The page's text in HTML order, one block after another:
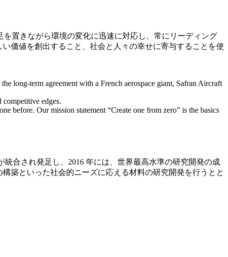
置きながら環境の変化に迅速に対応し、常にリーディング
価値を創出すること、社会と人々の幸せに寄与することを使
long-term agreement with a French aerospace giant, Safran Aircraft
edges.
before. Our mission statement “Create one from zero” is the basics
合され発足し、2016 年には、世界最高水準の研究開発の成
築といった社会的ニーズに応える材料の研究開発を行うとと